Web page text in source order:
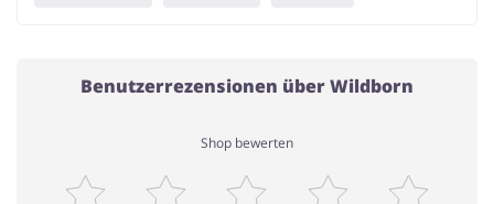
Benutzerrezensionen über Wildborn
Shop bewerten